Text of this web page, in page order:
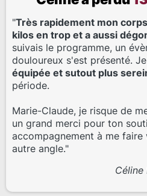
"Très rapidement mon
kilos en trop et a aussi
suivais le programme, un
douloureux s'est présenté.
équipée et sutout plus
période.
Marie-Claude, je risque de
un grand merci pour ton
accompagnement à me faire
autre angle."
Céline